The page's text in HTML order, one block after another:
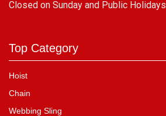
C losed on Sunday and Public Holidays
Top Category
Hoist
Chain
Webbing Sling